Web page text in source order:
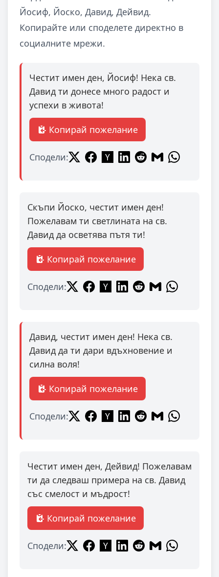
Йосиф, Йоско, Давид, Дейвид.
Копирайте или споделете директно в
социалните мрежи.
Честит имен ден, Йосиф! Нека св.
Давид ти донесе много радост и
успехи в живота!
Копирай пожелание
Сподели:
Скъпи Йоско, честит имен ден!
Пожелавам ти светлината на св.
Давид да осветява пътя ти!
Копирай пожелание
Сподели:
Давид, честит имен ден! Нека св.
Давид да ти дари вдъхновение и
силна воля!
Копирай пожелание
Сподели:
Честит имен ден, Дейвид! Пожелавам
ти да следваш примера на св. Давид
със смелост и мъдрост!
Копирай пожелание
Сподели: